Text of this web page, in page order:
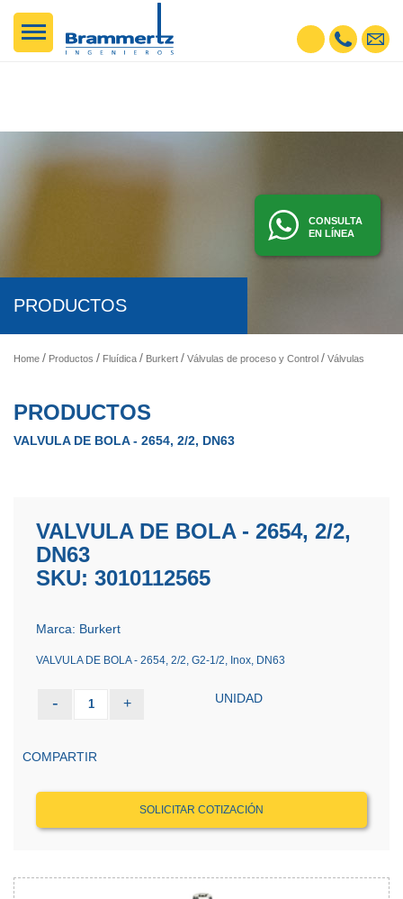
CONSULTA
EN LÍNEA
PRODUCTOS
Home Productos Fluídica Burkert Válvulas de proceso y Control Válvulas de bola
PRODUCTOS
VALVULA DE BOLA - 2654, 2/2, DN63
VALVULA DE BOLA - 2654, 2/2,
DN63
SKU: 3010112565
Marca: Burkert
VALVULA DE BOLA - 2654, 2/2, G2-1/2, Inox, DN63
- 1 + UNIDAD
COMPARTIR
SOLICITAR COTIZACIÓN